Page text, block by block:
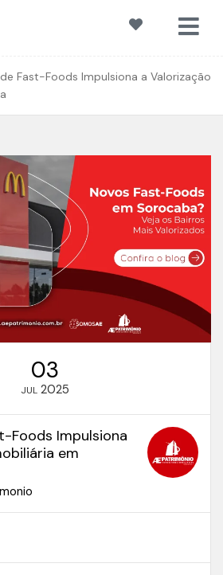
Fast-Foods Impulsiona a Valorização
03
JUL 2025
Foods Impulsiona
em